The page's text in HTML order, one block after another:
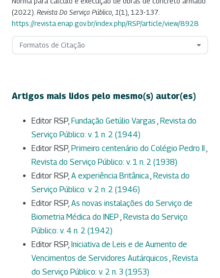
(2022). Revista Do Serviço Público 1(1), 123-137.
https://revista.enap.gov.br/index.php/RSP/article/view/8928
Formatos de Citação
Artigos mais lidos pelo mesmo(s) autor(es)
Editor RSP, Fundação Getúlio Vargas , Revista do
Serviço Público: v. 1 n. 2 (1944)
Editor RSP, Primeiro centenário do Colégio Pedro II ,
Revista do Serviço Público: v. 1 n. 2 (1938)
Editor RSP, A experiência Britânica, Revista do
Serviço Público: v. 2 n. 2 (1946)
Editor RSP, As novas instalações do Serviço de
Biometria Médica do INEP , Revista do Serviço
Público: v. 4 n. 2 (1942)
Editor RSP, Iniciativa de Leis e de Aumento de
Vencimentos de Servidores Autárquicos , Revista
do Serviço Público: v. 2 n. 3 (1953)